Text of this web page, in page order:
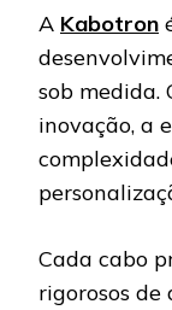
A Kabotron
sob medida.
inovação, a
Cada cabo
rigorosos de